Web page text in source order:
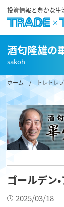
投資情報と豊かな生
酒匂隆雄の
sakoh
ホーム/ トレトレ
ゴールデン•
2025/03/18